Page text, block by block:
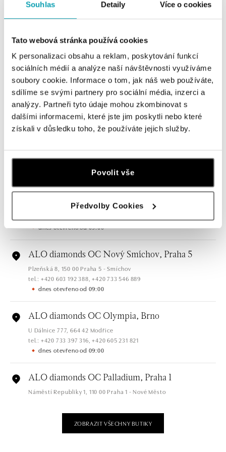
Souhlas Detaily Více o cookies
Tato webová stránka používá cookies
K personalizaci obsahu a reklam, poskytování funkcí
sociálních médií a analýze naší návštěvnosti využíváme
soubory cookie. Informace o tom, jak náš web používáte,
sdílíme se svými partnery pro sociální média, inzerci a
analýzy. Partneři tyto údaje mohou zkombinovat s
dalšími informacemi, které jste jim poskytli nebo které
získali v důsledku toho, že používáte jejich služby.
Povolit vše
Předvolby Cookies
ALO BUTIKY
Všechny Česko Slovensko
Ostrava
Jantarová 3344/4, 702 00 Ostrava-Moravská Ostrava
dnes otevřeno od 09:00
ALO diamonds OC Nový Smíchov, Praha 5
Plzeňská 8, 150 00 Praha 5 - Smíchov
tel.: +420 603 192 388, +420 733 546 889
dnes otevřeno od 09:00
ALO diamonds OC Olympia, Brno
U Dálnice 777, 664 42 Modřice
tel.: +420 733 397 316, +420 605 231 821
dnes otevřeno od 09:00
ALO diamonds OC Palladium, Praha 1
Náměstí Republiky 1, 110 00 Praha 1 - Nové Město
dnes otevřeno od 09:00
ZOBRAZIT VŠECHNY BUTIKY